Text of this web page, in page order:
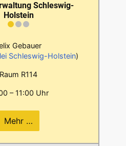
Schleswig-
Holstein
Gebauer
Schleswig-Holstein)
Raum R114
– 11:00 Uhr
Mehr …